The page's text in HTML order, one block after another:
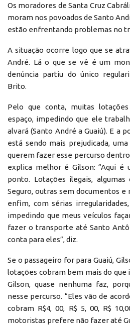
Os moradores de Santa Cruz
moram nos povoados de Santo
estão enfrentando problemas no
A situação ocorre logo que se
André. Lá o que se vê é um
denúncia partiu do único
Brito.
Pelo que conta, muitas
espaço, impedindo que ele
alvará (Santo André a Guaiú). E a
está sendo mais prejudicada,
querem fazer esse percurso
explica melhor é Gilson: “Aqui é
ponto. Lotações ilegais,
Seguro, outras sem documentos
enfim, com sérias
impedindo que meus veículos
fazer o transporte até Santo
conta para eles”, diz.
Se o passageiro for para Guaiú,
lotações cobram bem mais do que
Gilson, quase nenhuma faz,
nesse percurso. “Eles vão de
cobram R$4, 00, R$ 5, 00, R$
motoristas prefere não fazer até